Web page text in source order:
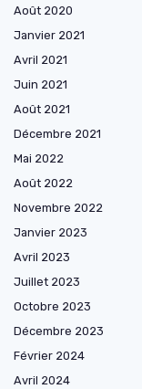
Août 2020
Janvier 2021
Avril 2021
Juin 2021
Août 2021
Décembre 2021
Mai 2022
Août 2022
Novembre 2022
Janvier 2023
Avril 2023
Juillet 2023
Octobre 2023
Décembre 2023
Février 2024
Avril 2024